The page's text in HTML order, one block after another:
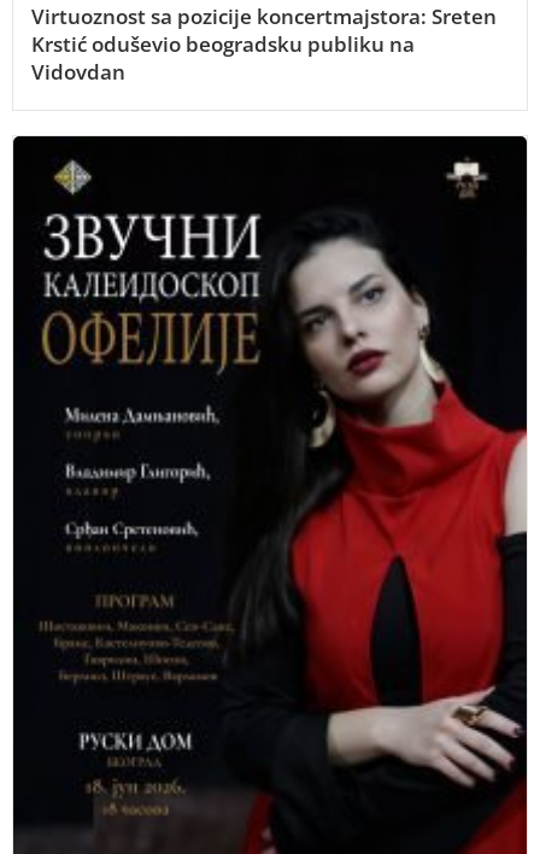
Virtuoznost sa pozicije koncertmajstora: Sreten
Krstić oduševio beogradsku publiku na
Vidovdan